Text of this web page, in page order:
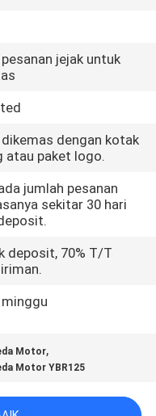
jejak untuk
dengan kotak
atau paket logo.
jumlah pesanan
sekitar 30 hari
deposit, 70% T/T
Motor,
Motor YBR125